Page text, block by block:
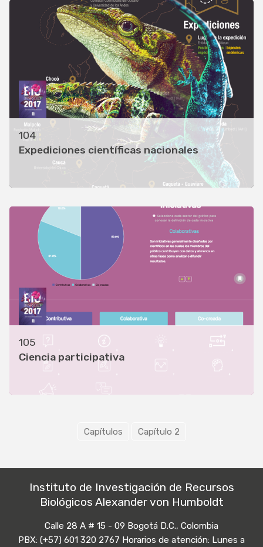
104
Expediciones científicas nacionales
105
Ciencia participativa
Capítulos Capítulo 2
Instituto de Investigación de Recursos
Biológicos Alexander von Humboldt
Calle 28 A # 15 - 09 Bogotá D.C., Colombia
PBX: (+57) 601 320 2767 Horarios de atención: Lunes a